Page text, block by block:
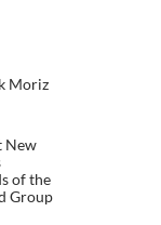
Moriz
New
of the
Group